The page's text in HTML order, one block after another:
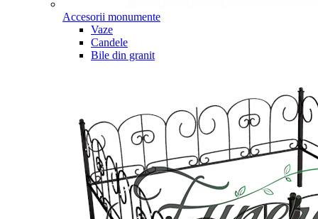
Accesorii monumente
Vaze
Candele
Bile din granit